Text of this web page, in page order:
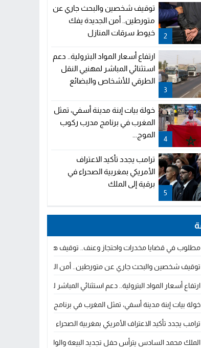
2
توقيف شخصين والبحث جاري عن
متورطين.. أمن الجديدة يفك
خيوط سرقات المنازل
3
ارتفاع أسعار المواد البترولية.. دعم
استثنائي المباشر لمهنيي النقل
الطرقي للأشخاص والبضائع
4
خولة بيات إبنة مدينة أسفي، تمثل
المغرب في برنامج مدرب ركوب
الموج...
5
ترامب يجدد تأكيد الاعتراف
الأمريكي بمغربية الصحراء في
برقية إلى الملك
مطلوب في قضايا مخدرات واحتجاز وعنف.. توقيف هولندي بوجدة ملاحق
توقيف شخصين والبحث جاري عن متورطين.. أمن الجديدة يفك خيوط
ارتفاع أسعار المواد البترولية.. دعم استثنائي المباشر لمهنيي النقل
خولة بيات إبنة مدينة أسفي، تمثل المغرب في برنامج مدرب ركوب
ترامب يجدد تأكيد الاعتراف الأمريكي بمغربية الصحراء في برقية إلى الملك
الملك محمد السادس يترأس حفل تجديد البيعة والولاء في قصر